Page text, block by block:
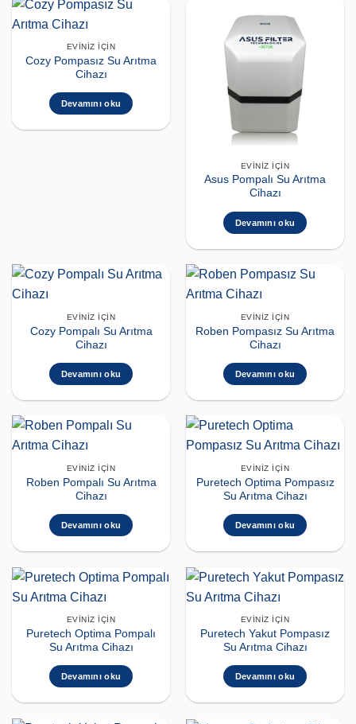
EVINIZ İÇIN
Cozy Pompasız Su Arıtma
Cihazı
Devamını oku
EVINIZ İÇIN
Asus Pompalı Su Arıtma
Cihazı
Devamını oku
EVINIZ İÇIN
Cozy Pompalı Su Arıtma
Cihazı
Devamını oku
EVINIZ İÇIN
Roben Pompasız Su Arıtma
Cihazı
Devamını oku
EVINIZ İÇIN
Roben Pompalı Su Arıtma
Cihazı
Devamını oku
EVINIZ İÇIN
Puretech Optima Pompasız
Su Arıtma Cihazı
Devamını oku
EVINIZ İÇIN
Puretech Optima Pompalı
Su Arıtma Cihazı
Devamını oku
EVINIZ İÇIN
Puretech Yakut Pompasız
Su Arıtma Cihazı
Devamını oku